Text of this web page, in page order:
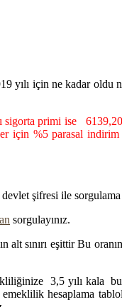
yılı için ne kadar oldu
primi ise
için %5 parasal
devlet şifresi ile
sorgulayınız.
alt sınırı eşittir Bu
3,5 yılı kala
hesaplama